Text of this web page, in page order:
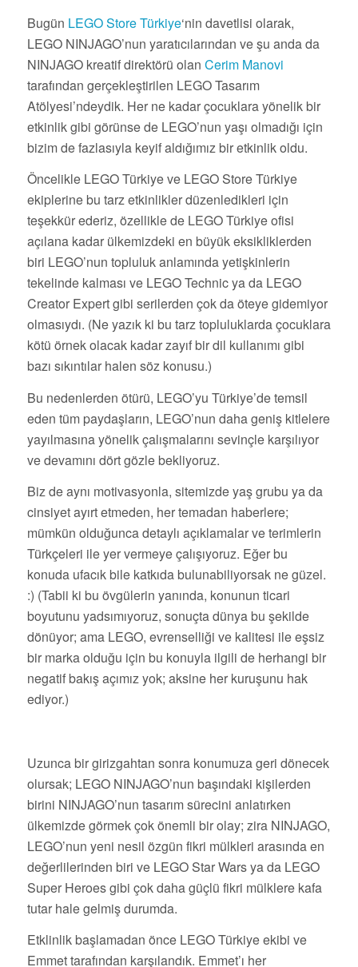
Bugün LEGO Store Türkiye‘nin davetlisi olarak,
LEGO NINJAGO’nun yaratıcılarından ve şu anda da
NINJAGO kreatif direktörü olan Cerim Manovi
tarafından gerçekleştirilen LEGO Tasarım
Atölyesi’ndeydik. Her ne kadar çocuklara yönelik bir
etkinlik gibi görünse de LEGO’nun yaşı olmadığı için
bizim de fazlasıyla keyif aldığımız bir etkinlik oldu.
Öncelikle LEGO Türkiye ve LEGO Store Türkiye
ekiplerine bu tarz etkinlikler düzenledikleri için
teşekkür ederiz, özellikle de LEGO Türkiye ofisi
açılana kadar ülkemizdeki en büyük eksikliklerden
biri LEGO’nun topluluk anlamında yetişkinlerin
tekelinde kalması ve LEGO Technic ya da LEGO
Creator Expert gibi serilerden çok da öteye gidemiyor
olmasıydı. (Ne yazık ki bu tarz topluluklarda çocuklara
kötü örnek olacak kadar zayıf bir dil kullanımı gibi
bazı sıkıntılar halen söz konusu.)
Bu nedenlerden ötürü, LEGO’yu Türkiye’de temsil
eden tüm paydaşların, LEGO’nun daha geniş kitlelere
yayılmasına yönelik çalışmalarını sevinçle karşılıyor
ve devamını dört gözle bekliyoruz.
Biz de aynı motivasyonla, sitemizde yaş grubu ya da
cinsiyet ayırt etmeden, her temadan haberlere;
mümkün olduğunca detaylı açıklamalar ve terimlerin
Türkçeleri ile yer vermeye çalışıyoruz. Eğer bu
konuda ufacık bile katkıda bulunabiliyorsak ne güzel.
:) (Tabii ki bu övgülerin yanında, konunun ticari
boyutunu yadsımıyoruz, sonuçta dünya bu şekilde
dönüyor; ama LEGO, evrenselliği ve kalitesi ile eşsiz
bir marka olduğu için bu konuyla ilgili de herhangi bir
negatif bakış açımız yok; aksine her kuruşunu hak
ediyor.)
Uzunca bir girizgahtan sonra konumuza geri dönecek
olursak; LEGO NINJAGO’nun başındaki kişilerden
birini NINJAGO’nun tasarım sürecini anlatırken
ülkemizde görmek çok önemli bir olay; zira NINJAGO,
LEGO’nun yeni nesil özgün fikri mülkleri arasında en
değerlilerinden biri ve LEGO Star Wars ya da LEGO
Super Heroes gibi çok daha güçlü fikri mülklere kafa
tutar hale gelmiş durumda.
Etklinlik başlamadan önce LEGO Türkiye ekibi ve
Emmet tarafından karşılandık. Emmet’ı her